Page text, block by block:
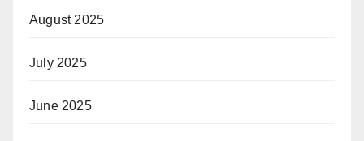
August 2025
July 2025
June 2025